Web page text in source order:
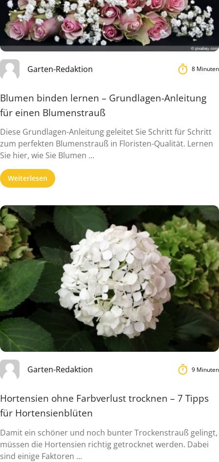
Garten-Redaktion 8 Minuten
Blumen binden lernen – Grundlagen-Anleitung
für einen Blumenstrauß
Diese Grundlagen-Anleitung geleitet Sie Schritt für Schritt
zum perfekten Blumenstrauß in Floristen-Qualität. Lernen
Sie hier, wie Sie Blumen ...
Weiterlesen
Garten-Redaktion 9 Minuten
Hortensien ohne Farbverlust trocknen – 7 Tipps
für Hortensienblüten
Damit ein schöner und noch bunter Trockenstrauß gelingt,
müssen die Hortensien richtig getrocknet werden. Dabei
sind einige Faktoren ...